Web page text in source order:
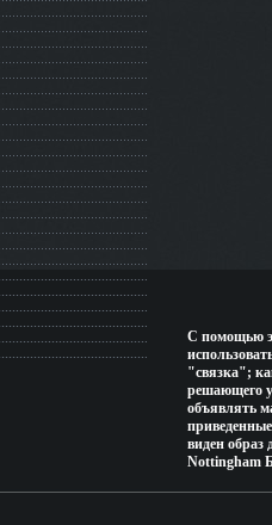
С помощью
"связка";
решающего
объявлять
виден образ
Nottingham